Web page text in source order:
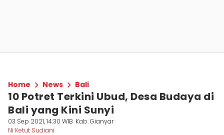
Home News Bali
10 Potret Terkini Ubud, Desa Budaya di
Bali yang Kini Sunyi
03 Sep 2021, 14:30 WIB Kab. Gianyar
Ni Ketut Sudiani